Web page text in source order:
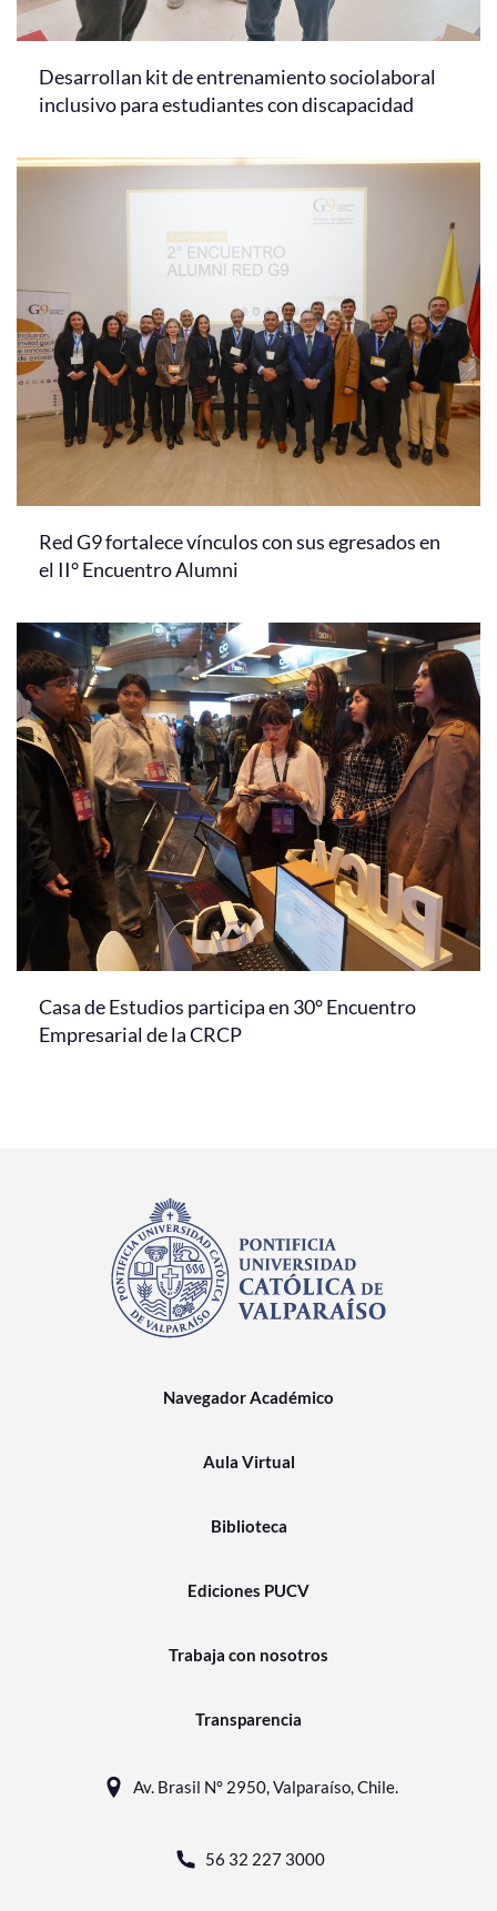
Desarrollan kit de entrenamiento sociolaboral
inclusivo para estudiantes con discapacidad
Red G9 fortalece vínculos con sus egresados en
el II° Encuentro Alumni
Casa de Estudios participa en 30° Encuentro
Empresarial de la CRCP
Navegador Académico
Aula Virtual
Biblioteca
Ediciones PUCV
Trabaja con nosotros
Transparencia
Av. Brasil N° 2950, Valparaíso, Chile.
56 32 227 3000